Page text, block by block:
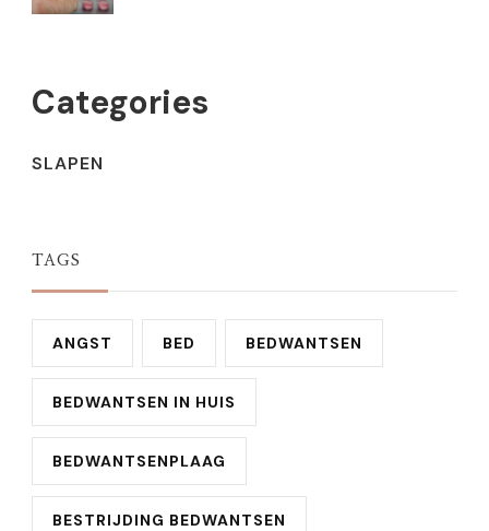
Categories
SLAPEN
TAGS
ANGST BED BEDWANTSEN
BEDWANTSEN IN HUIS
BEDWANTSENPLAAG
BESTRIJDING BEDWANTSEN